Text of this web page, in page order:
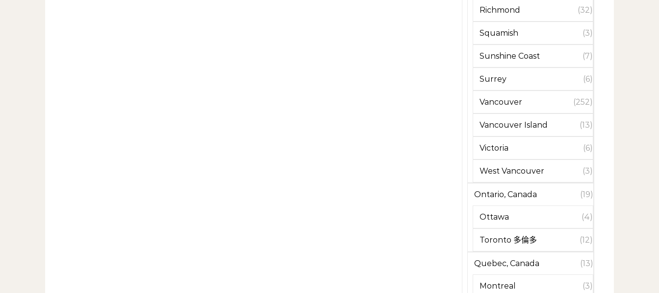
Richmond (32)
Squamish (3)
Sunshine Coast (7)
Surrey (6)
Vancouver (252)
Vancouver Island (13)
Victoria (6)
West Vancouver (3)
Ontario, Canada (19)
Ottawa (4)
Toronto 多倫多 (12)
Quebec, Canada (13)
Montreal (3)